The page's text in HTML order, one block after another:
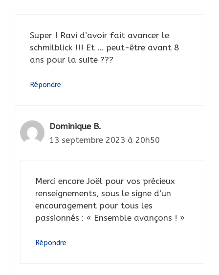
Super ! Ravi d’avoir fait avancer le
schmilblick !!! Et … peut-être avant 8
ans pour la suite ???
Répondre
Dominique B.
13 septembre 2023 à 20h50
Merci encore Joël pour vos précieux
renseignements, sous le signe d’un
encouragement pour tous les
passionnés : « Ensemble avançons ! »
Répondre